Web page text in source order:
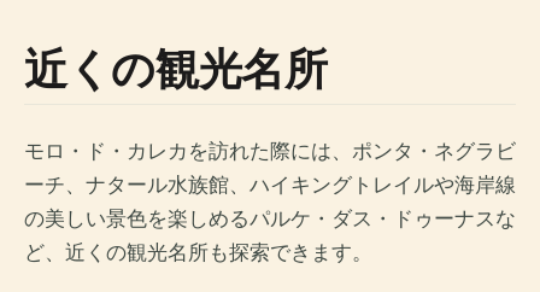
近くの観光名所
モロ・ド・カレカを訪れた際には、ポンタ・ネグラビ
ーチ、ナタール水族館、ハイキングトレイルや海岸線
の美しい景色を楽しめるパルケ・ダス・ドゥーナスな
ど、近くの観光名所も探索できます。